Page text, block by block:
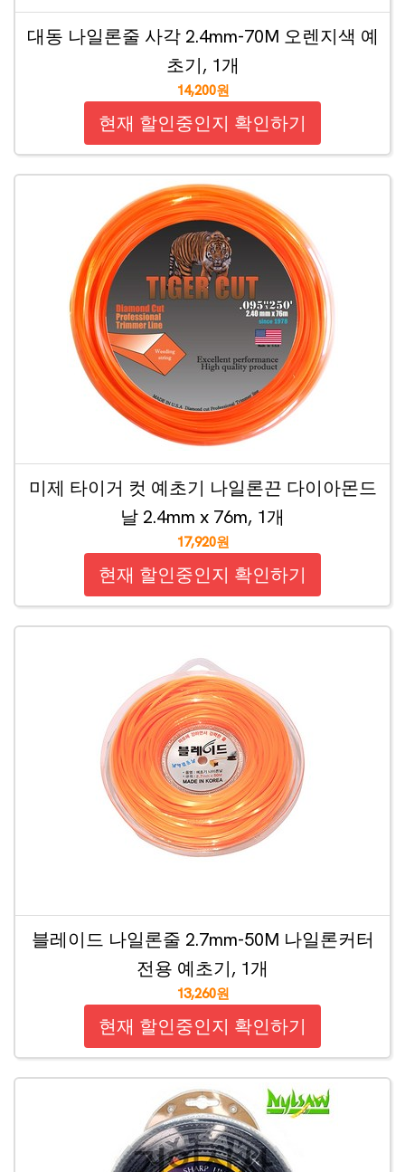
대동 나일론줄 사각 2.4mm-70M 오렌지색 예
초기, 1개
14,200원
현재 할인중인지 확인하기
미제 타이거 컷 예초기 나일론끈 다이아몬드
날 2.4mm x 76m, 1개
17,920원
현재 할인중인지 확인하기
블레이드 나일론줄 2.7mm-50M 나일론커터
전용 예초기, 1개
13,260원
현재 할인중인지 확인하기